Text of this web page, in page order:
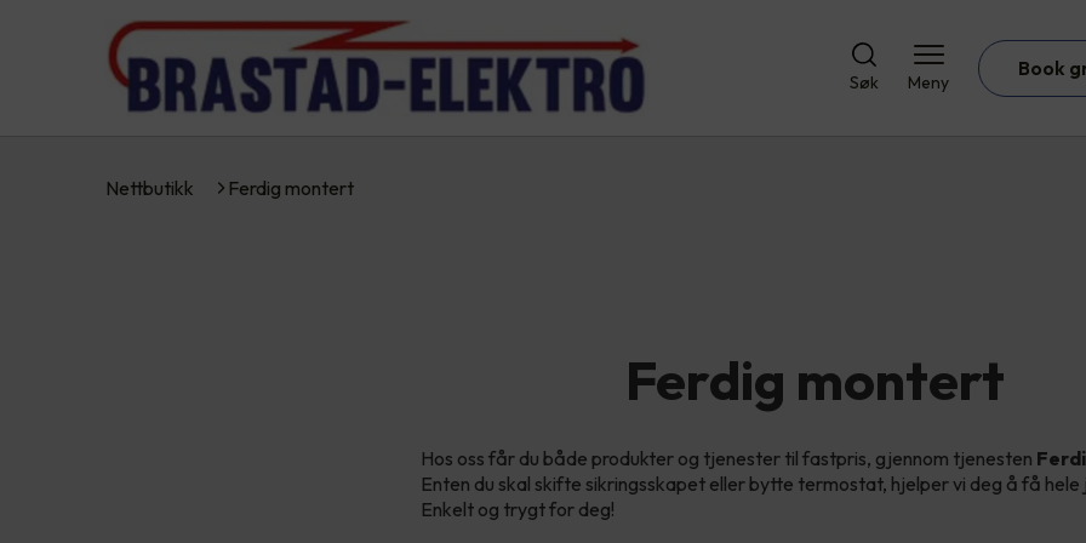
Søk Meny
Book
Nettbutikk Ferdig montert
Ferdig montert
Hos oss får du både produkter og tjenester til fastpris, gjennom tjenesten
Enten du skal skifte sikringsskapet eller bytte termostat, hjelper vi deg å få
Enkelt og trygt for deg!